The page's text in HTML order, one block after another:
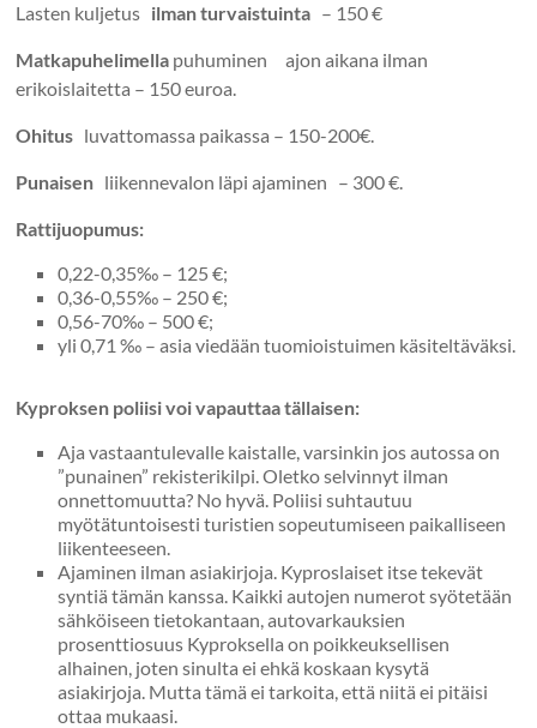
Lasten kuljetus ilman turvaistuinta – 150 €
Matkapuhelimella puhuminen ajon aikana ilman
erikoislaitetta – 150 euroa.
Ohitus luvattomassa paikassa – 150-200€.
Punaisen liikennevalon läpi ajaminen – 300 €.
Rattijuopumus:
0,22-0,35‰ – 125 €;
0,36-0,55‰ – 250 €;
0,56-70‰ – 500 €;
yli 0,71 ‰ – asia viedään tuomioistuimen käsiteltäväksi.
Kyproksen poliisi voi vapauttaa tällaisen:
Aja vastaantulevalle kaistalle, varsinkin jos autossa on
”punainen” rekisterikilpi. Oletko selvinnyt ilman
onnettomuutta? No hyvä. Poliisi suhtautuu
myötätuntoisesti turistien sopeutumiseen paikalliseen
liikenteeseen.
Ajaminen ilman asiakirjoja. Kyproslaiset itse tekevät
syntiä tämän kanssa. Kaikki autojen numerot syötetään
sähköiseen tietokantaan, autovarkauksien
prosenttiosuus Kyproksella on poikkeuksellisen
alhainen, joten sinulta ei ehkä koskaan kysytä
asiakirjoja. Mutta tämä ei tarkoita, että niitä ei pitäisi
ottaa mukaasi.